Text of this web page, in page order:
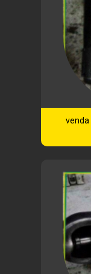
venda